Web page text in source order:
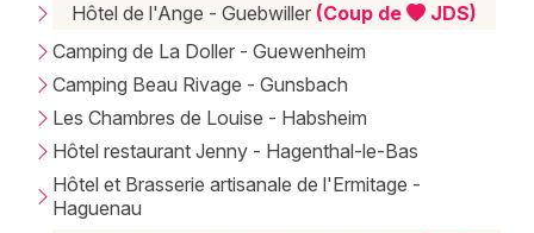
Hôtel de l'Ange - Guebwiller (Coup de
JDS)
Camping de La Doller - Guewenheim
Camping Beau Rivage - Gunsbach
Les Chambres de Louise - Habsheim
Hôtel restaurant Jenny - Hagenthal-le-Bas
Hôtel et Brasserie artisanale de l'Ermitage -
Haguenau